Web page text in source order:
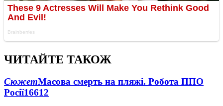
ЧИТАЙТЕ ТАКОЖ
СюжетМасова смерть на пляжі. Робота ППО
Росії16612